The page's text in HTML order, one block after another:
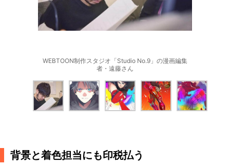
WEBTOON制作スタジオ「Studio No.9」の漫画編集
者・遠藤さん
背景と着色担当にも印税払う